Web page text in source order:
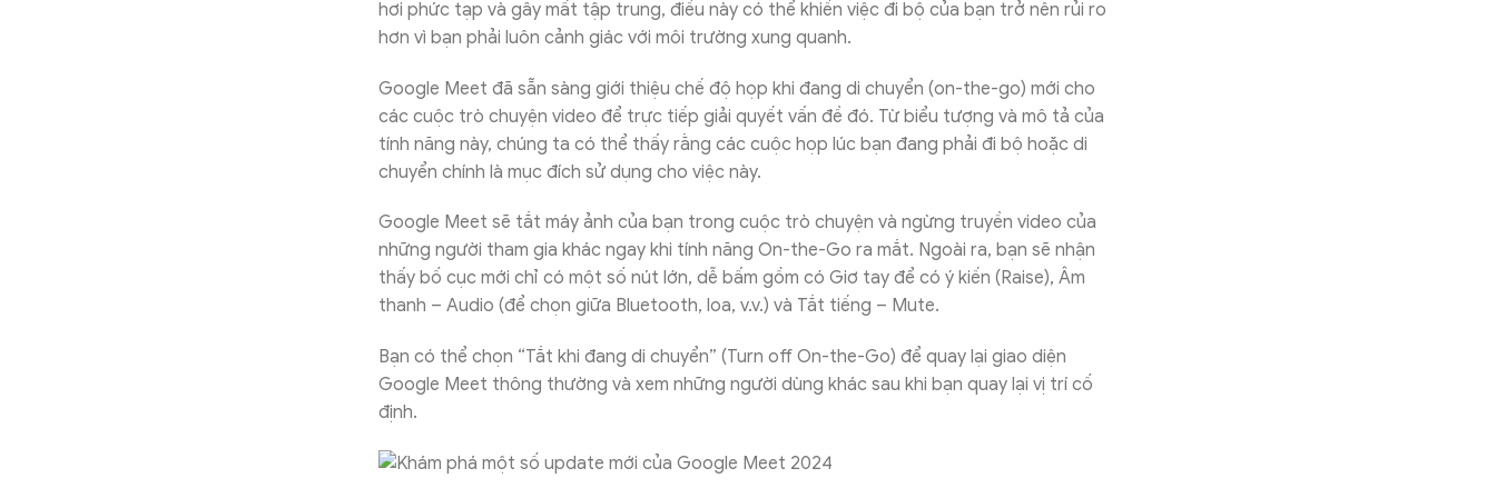
hơi phức tạp và gây mất tập trung, điều này có thể khiến việc đi bộ của bạn trở nên rủi ro
hơn vì bạn phải luôn cảnh giác với môi trường xung quanh.
Google Meet đã sẵn sàng giới thiệu chế độ họp khi đang di chuyển (on-the-go) mới cho
các cuộc trò chuyện video để trực tiếp giải quyết vấn đề đó. Từ biểu tượng và mô tả của
tính năng này, chúng ta có thể thấy rằng các cuộc họp lúc bạn đang phải đi bộ hoặc di
chuyển chính là mục đích sử dụng cho việc này.
Google Meet sẽ tắt máy ảnh của bạn trong cuộc trò chuyện và ngừng truyền video của
những người tham gia khác ngay khi tính năng On-the-Go ra mắt. Ngoài ra, bạn sẽ nhận
thấy bố cục mới chỉ có một số nút lớn, dễ bấm gồm có Giơ tay để có ý kiến (Raise), Âm
thanh – Audio (để chọn giữa Bluetooth, loa, v.v.) và Tắt tiếng – Mute.
Bạn có thể chọn “Tắt khi đang di chuyển” (Turn off On-the-Go) để quay lại giao diện
Google Meet thông thường và xem những người dùng khác sau khi bạn quay lại vị trí cố
định.